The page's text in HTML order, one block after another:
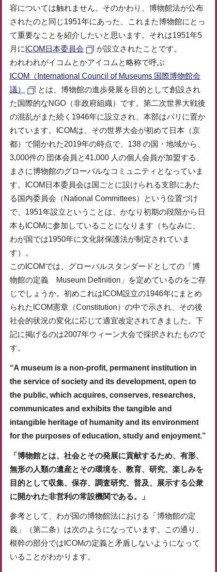
容については触れません。そのかわり、博物館法が公布
されたのと同じ1951年にあった、これまた博物館にとっ
て重要なことを紹介したいと思います。それは1951年5
月に ICOM日本委員会
が設立されたことです。
われわれがイコムとかアイコムと略称で呼ぶ
ICOM（International Council of Museums 国際博物館会
議）
とは、博物館の進歩発展を目的として創設され
た国際的なNGO（非政府組織）です。第二次世界大戦後
の混乱がまた続く1946年に設立され、本部はパリに置か
れています。ICOMは、その世界大会が初めて日本（京
都）で開かれた2019年の時点で、138 の国・地域から、
3,000件の 団体会員と41,000 人の個人会員が加盟する、
まさに博物館のグローバルなコミュニティとなっていま
す。ICOM日本委員会は国ごとに設けられる支部にあた
る国内委員会（National Committees）という位置づけ
で、1951年設立ということは、かなり初期の段階から日
本もICOMに参加していることになります（ちなみに、
わが国では1950年に文化財保護法が制定されていま
す）。
このICOMでは、グローバルスタンダードとしての「博
物館の定義 Museum Definition」を定めているのをご存
じでしょうか。初めこれはICOM設立の1946年にまとめ
られたICOM憲章（Constitution）の中で示され、その後
社会的状況の変化に応じて適宜改定されてきました。下
記に掲げるのは2007年ウィーン大会で採択されたもので
す。
“A museum is a non-profit, permanent institution in
the service of society and its development, open to
the public, which acquires, conserves, researches,
communicates and exhibits the tangible and
intangible heritage of humanity and its environment
for the purposes of education, study and enjoyment.”
「博物館とは、社会とその発展に貢献するため、有形、
無形の人類の遺産とその環境を、教育、研究、楽しみを
目的として収集、保存、調査研究、普及、展示する公衆
に開かれた非営利の常設機関である。」
参考として、わが国の博物館法における「博物館の定
義」（第二条）は次のようになっています。この通り、
根幹の部分ではICOMの定義と矛盾しないようになって
いることがわかります。